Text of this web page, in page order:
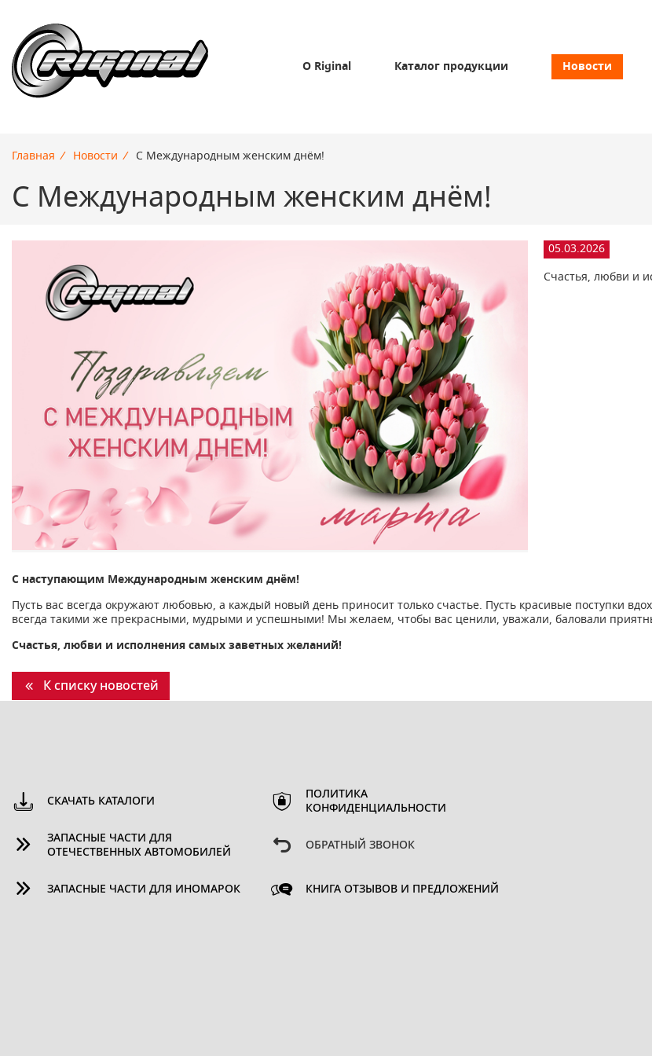
О Riginal Каталог продукции Новости
Главная / Новости / С Международным женским днём!
С Международным женским днём!
05.03.2026
Счастья, любви и
С наступающим Международным женским днём!
Пусть вас всегда окружают любовью, а каждый новый день приносит только счастье. Пусть красивые поступки
всегда такими же прекрасными, мудрыми и успешными! Мы желаем, чтобы вас ценили, уважали, баловали
Счастья, любви и исполнения самых заветных желаний!
К списку новостей
СКАЧАТЬ КАТАЛОГИ
ЗАПАСНЫЕ ЧАСТИ ДЛЯ
ОТЕЧЕСТВЕННЫХ АВТОМОБИЛЕЙ
ЗАПАСНЫЕ ЧАСТИ ДЛЯ ИНОМАРОК
ПОЛИТИКА
КОНФИДЕНЦИАЛЬНОСТИ
ОБРАТНЫЙ ЗВОНОК
КНИГА ОТЗЫВОВ И ПРЕДЛОЖЕНИЙ